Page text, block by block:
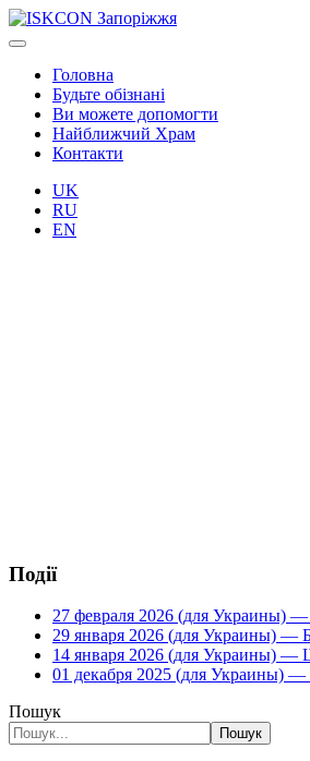
Головна
Будьте обізнані
Ви можете допомогти
Найближчий Храм
Контакти
UK
RU
EN
Події
27 февраля 2026 (для Украины) —
29 января 2026 (для Украины) —
14 января 2026 (для Украины) —
01 декабря 2025 (для Украины)
Пошук
Пошук